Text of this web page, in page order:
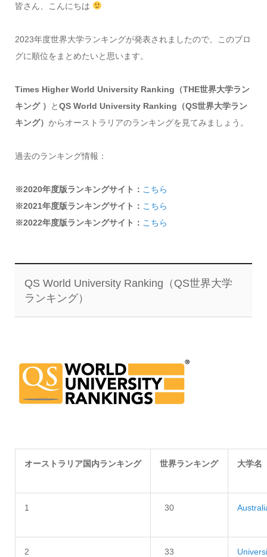
皆さん、こんにちは
2023年度世界大学ランキングが発表されましたので、このブロ
グに順位をまとめたいと思います。
Times Higher World University Ranking（THE世界大学ラン
キング ）
とQS World University Ranking（QS世界大学ラン
キング） からオーストラリアのランキングを見てみましょう。
過去のランキング情報：
※2020年度版ランキングサイト： こちら
※2021年度版ランキングサイト： こちら
※2022年度版ランキングサイト： こちら
QS World University Ranking（QS世界大学
ランキング）
オーストラリア国内ランキング 世界ランキング 大学名
1 30
2 33